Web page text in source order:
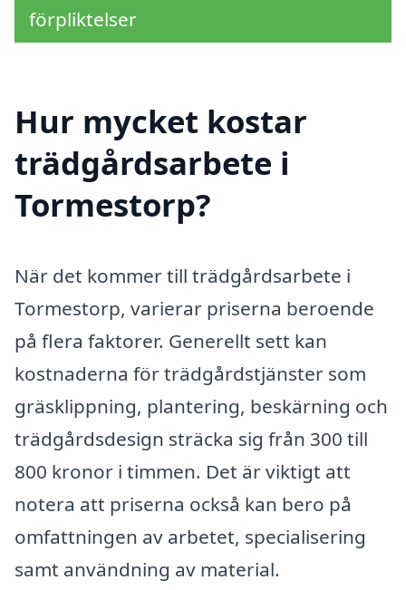
förpliktelser
Hur mycket kostar
trädgårdsarbete i
Tormestorp?
När det kommer till trädgårdsarbete i
Tormestorp, varierar priserna beroende
på flera faktorer. Generellt sett kan
kostnaderna för trädgårdstjänster som
gräsklippning, plantering, beskärning och
trädgårdsdesign sträcka sig från 300 till
800 kronor i timmen. Det är viktigt att
notera att priserna också kan bero på
omfattningen av arbetet, specialisering
samt användning av material.